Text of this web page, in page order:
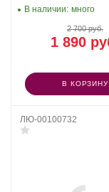
1 890
2 700 руб.
В наличии: много
В КОРЗИНУ
ЛЮ-00100732